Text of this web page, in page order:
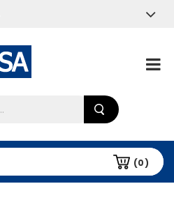
(0)